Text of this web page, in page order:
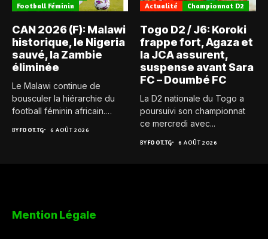
Football Féminin
CAN 2026 (F): Malawi
historique, le Nigeria
sauvé, la Zambie
éliminée
Le Malawi continue de
bousculer la hiérarchie du
football féminin africain.
BYFOOT.TG 6 AOÛT 2026
Actualité Championnat D2
Togo D2 / J6: Koroki
frappe fort, Agaza et
la JCA assurent,
suspense avant Sara
FC – Doumbé FC
La D2 nationale du Togo a
poursuivi son championnat
ce mercredi avec...
BYFOOT.TG 6 AOÛT 2026
Mention Légale